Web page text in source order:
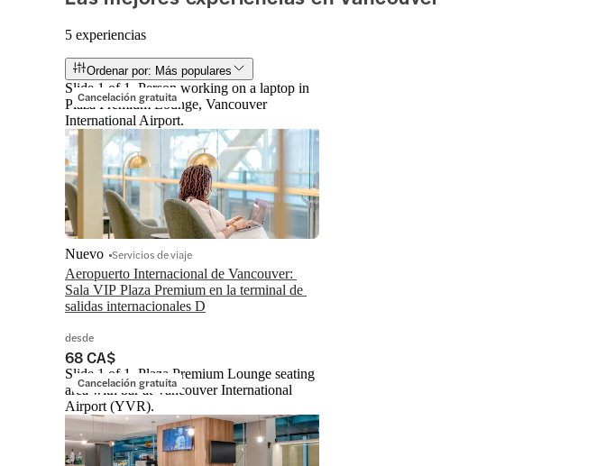
5 experiencias
Ordenar por: Más populares
Cancelación gratuita
Slide 1 of 1, Person working on a laptop in
Plaza Premium Lounge, Vancouver
International Airport.
Aeropuerto Internacional de Vancouver:
Sala VIP Plaza Premium en la terminal de
salidas internacionales D
Nuevo Servicios de viaje
desde
68 CA$
Cancelación gratuita
Slide 1 of 1, Plaza Premium Lounge seating
area with bar at Vancouver International
Airport (YVR).